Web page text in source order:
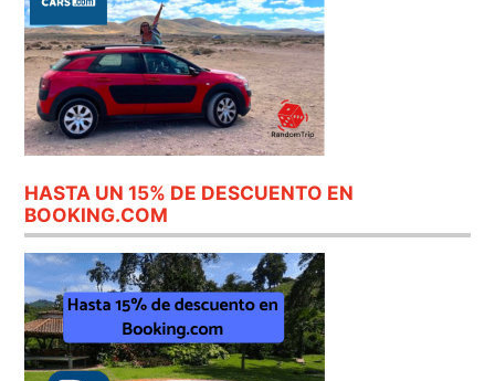
HASTA UN 15% DE DESCUENTO EN
BOOKING.COM